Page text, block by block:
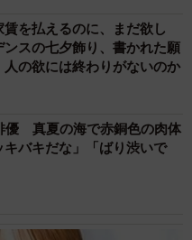
）
職場の「謎マナー」、「過剰
産配り」を抑えた1位は？
「周りの目」
道 電動キックボードで走行
や衝突！ 「歩道走行は道交
摘されました【弁護士が解